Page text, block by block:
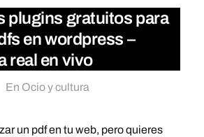
plugins gratuitos para
en wordpress –
real en vivo
En Ocio y cultura
un pdf en tu web, pero quieres